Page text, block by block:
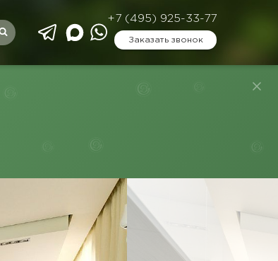
+7 (495) 925-33-77
Заказать звонок